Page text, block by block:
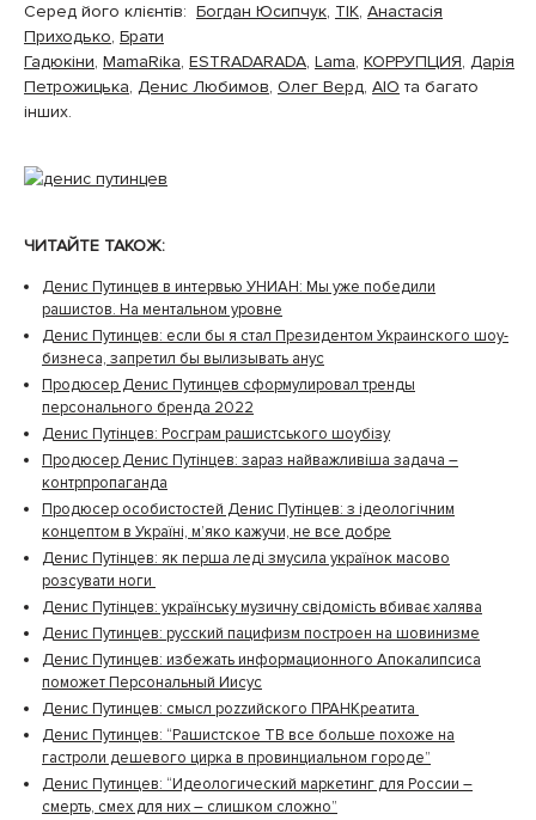
Серед його клієнтів: Богдан Юсипчук, ТІК, Анастасія
Приходько, Брати
Гадюкіни, MamaRika, ESTRADARADA, Lama, КОРРУПЦИЯ, Дарія
Петрожицька, Денис Любимов, Олег Верд, AIO та багато
інших.
ЧИТАЙТЕ ТАКОЖ:
Денис Путинцев в интервью УНИАН: Мы уже победили
рашистов. На ментальном уровне
Денис Путинцев: если бы я стал Президентом Украинского шоу-
бизнеса, запретил бы вылизывать анус
Продюсер Денис Путинцев сформулировал тренды
персонального бренда 2022
Денис Путінцев: Росграм рашистського шоубізу
Продюсер Денис Путінцев: зараз найважливіша задача –
контрпропаганда
Продюсер особистостей Денис Путінцев: з ідеологічним
концептом в Україні, м’яко кажучи, не все добре
Денис Путінцев: як перша леді змусила українок масово
розсувати ноги
Денис Путінцев: українську музичну свідомість вбиває халява
Денис Путинцев: русский пацифизм построен на шовинизме
Денис Путинцев: избежать информационного Апокалипсиса
поможет Персональный Иисус
Денис Путинцев: смысл роzzийского ПРАНКреатита
Денис Путинцев: “Рашистское ТВ все больше похоже на
гастроли дешевого цирка в провинциальном городе”
Денис Путинцев: “Идеологический маркетинг для России –
смерть, смех для них – слишком сложно”